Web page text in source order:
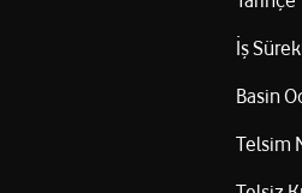
İş
Basin
Telsim